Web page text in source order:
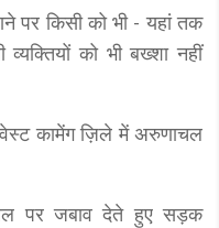
पर किसी को भी - यहां तक
व्यक्तियों को भी बख्शा नहीं
वेस्ट कामेंग ज़िले में अरुणाचल
पर जबाव देते हुए सड़क